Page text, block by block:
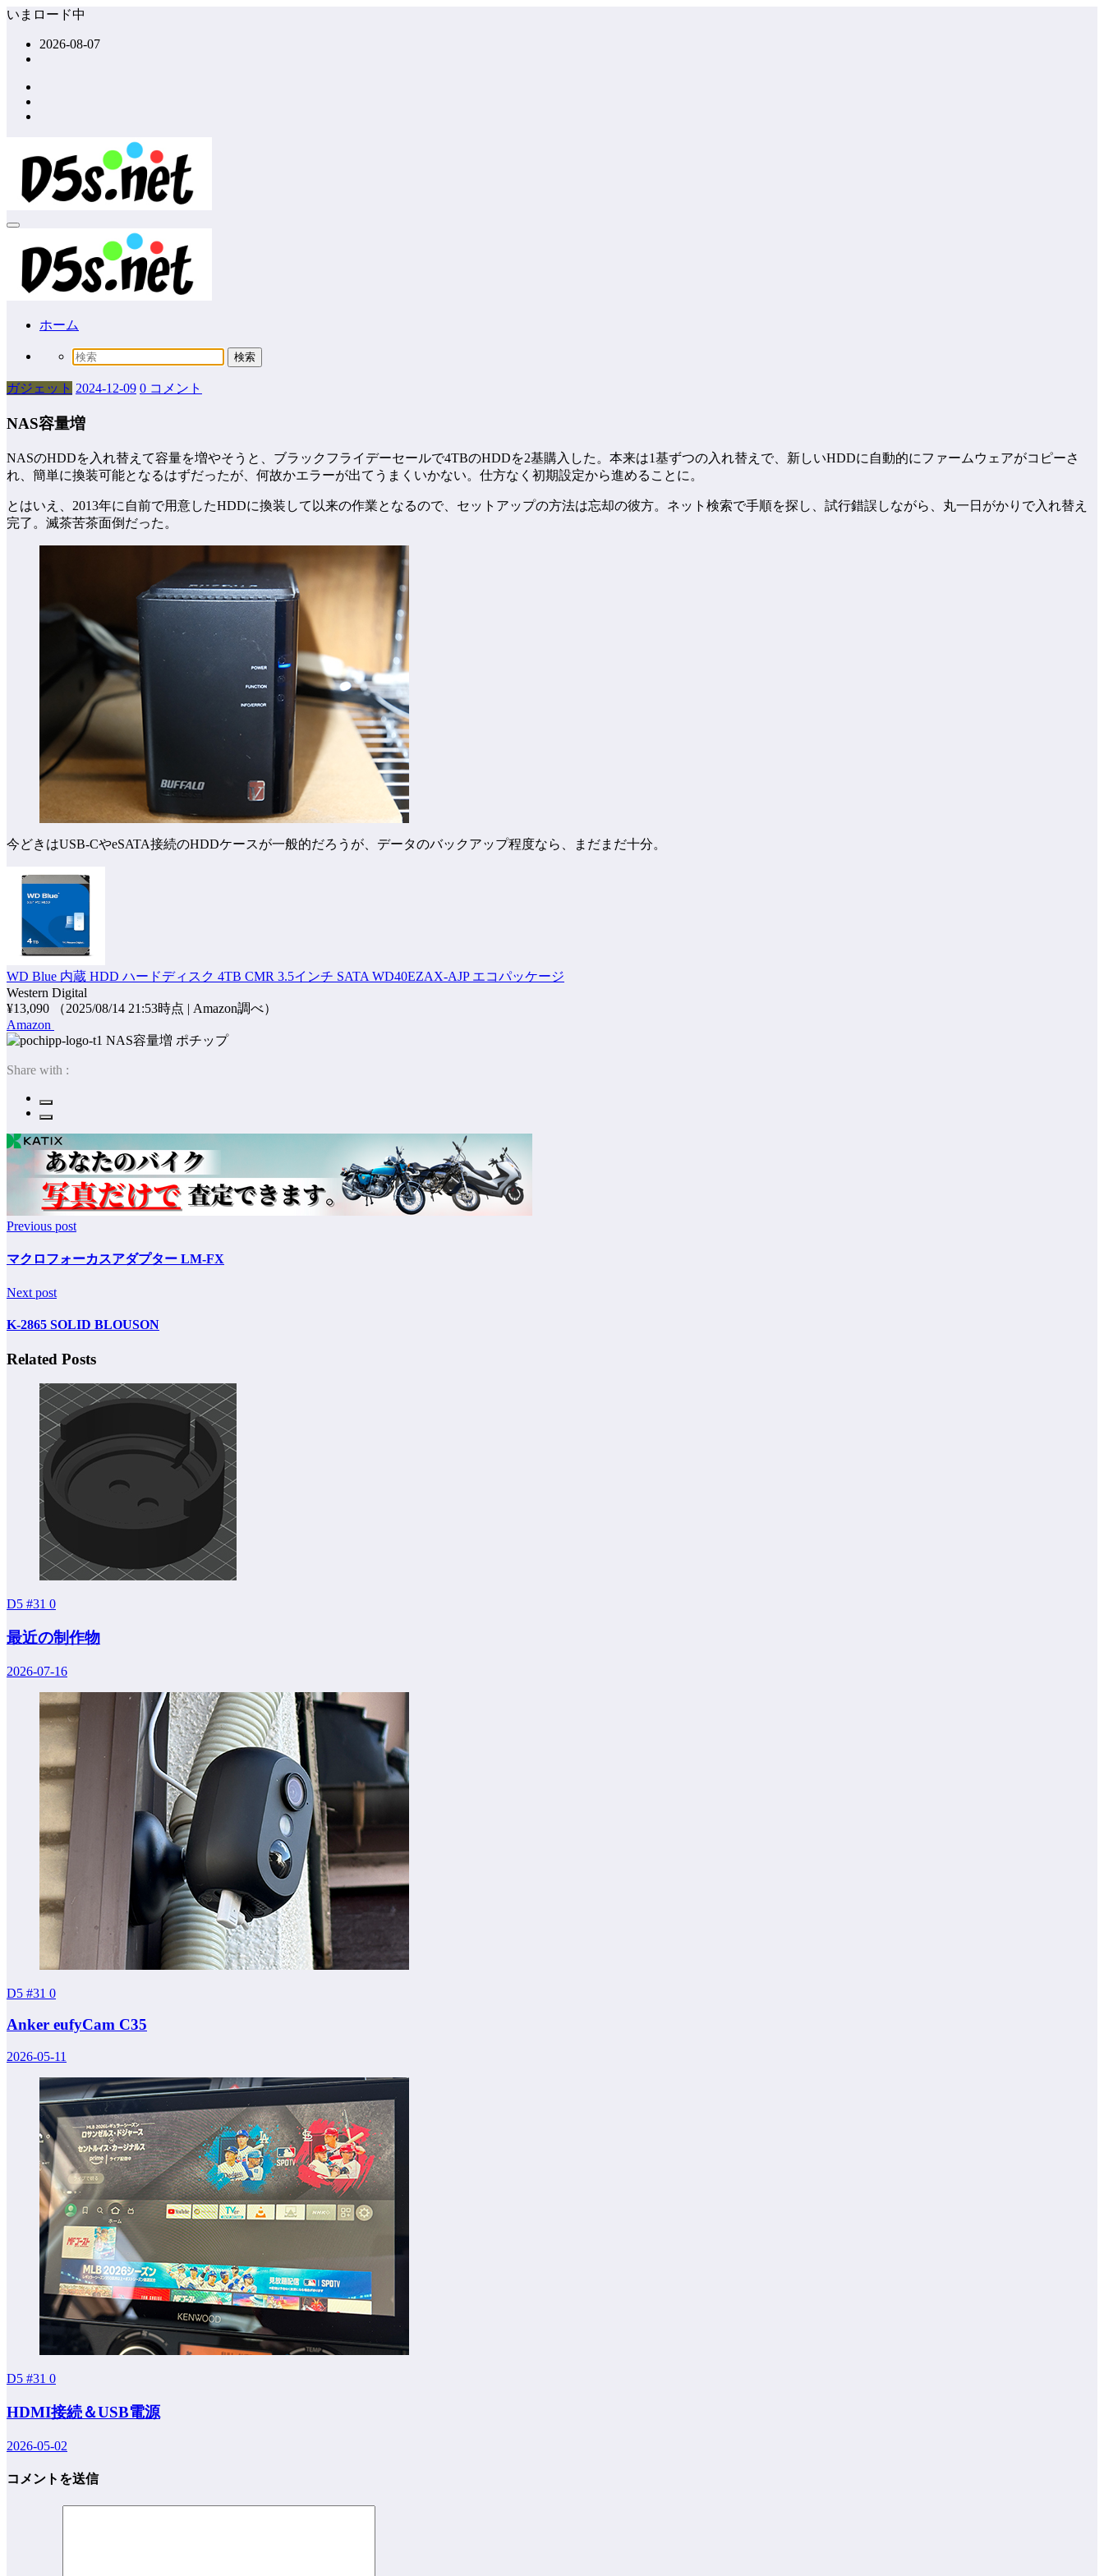
コ
いまロード中
2026-08-07
ホーム
ガジェット 2024-12-09 0 コメント
NAS容量増
NASのHDDを入れ替えて容量を増やそうと、ブラックフライデーセールで4TBのHDDを2基購入した。本来は1基ずつの入れ替えで、新しいHDDに自動的にファームウェアがコピーさ
れ、簡単に換装可能となるはずだったが、何故かエラーが出てうまくいかない。仕方なく初期設定から進めることに。
とはいえ、2013年に自前で用意したHDDに換装して以来の作業となるので、セットアップの方法は忘却の彼方。ネット検索で手順を探し、試行錯誤しながら、丸一日がかりで入れ替え
完了。滅茶苦茶面倒だった。
今どきはUSB-CやeSATA接続のHDDケースが一般的だろうが、データのバックアップ程度なら、まだまだ十分。
WD Blue 内蔵 HDD ハードディスク 4TB CMR 3.5インチ SATA WD40EZAX-AJP エコパッケージ
Western Digital
¥13,090
（2025/08/14 21:53時点 | Amazon調べ）
Amazon
ポチップ
Share with :
Previous post
マクロフォーカスアダプター LM-FX
Next post
K-2865 SOLID BLOUSON
Related Posts
D5 #31 0
最近の制作物
2026-07-16
D5 #31 0
Anker eufyCam C35
2026-05-11
D5 #31 0
HDMI接続＆USB電源
2026-05-02
コメントを送信